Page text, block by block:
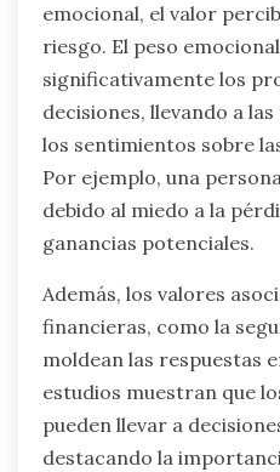
emocional, el valor
riesgo. El peso
significativamente los
decisiones, llevando a
los sentimientos sobre
Por ejemplo, una
debido al miedo a la
ganancias potenciales.
Además, los valores
financieras, como la
moldean las respuestas
estudios muestran que
pueden llevar a
destacando la